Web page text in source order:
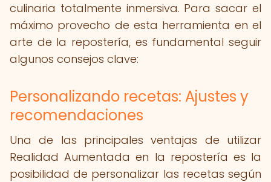
culinaria totalmente inmersiva. Para sacar el
máximo provecho de esta herramienta en el
arte de la repostería, es fundamental seguir
algunos consejos clave:
Personalizando recetas: Ajustes y
recomendaciones
Una de las principales ventajas de utilizar
Realidad Aumentada en la repostería es la
posibilidad de personalizar las recetas según